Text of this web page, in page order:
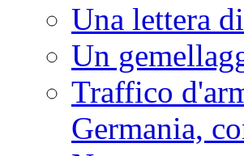
Una lettera
Un
Traffico
Germania,